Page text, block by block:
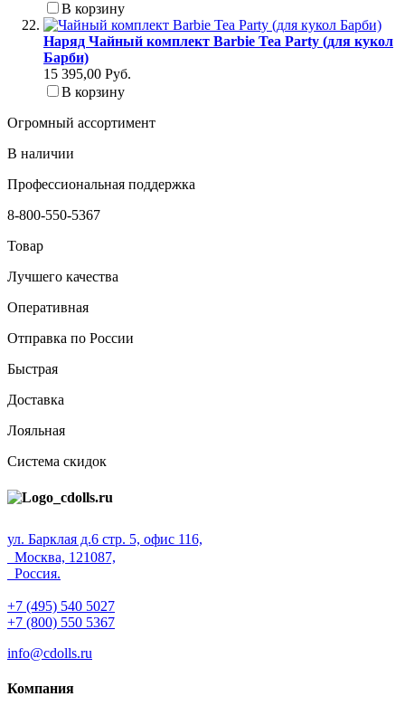
В корзину
Наряд Чайный комплект Barbie Tea Party (для кукол
Барби)
15 395,00 Руб.
В корзину
Огромный ассортимент
В наличии
Профессиональная поддержка
8-800-550-5367
Товар
Лучшего качества
Оперативная
Отправка по России
Быстрая
Доставка
Лояльная
Система скидок
ул. Барклая д.6 стр. 5, офис 116,
Москва, 121087,
Россия.
+7 (495) 540 5027
+7 (800) 550 5367
info@cdolls.ru
Компания